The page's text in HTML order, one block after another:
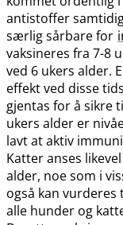
antistoffer
særlig sårbare for
vaksineres fra 7-8
ved 6 ukers alder.
effekt ved disse
gjentas for å sikre
ukers alder er
lavt at aktiv
Katter anses
alder, noe som i
også kan vurderes
alle hunder og